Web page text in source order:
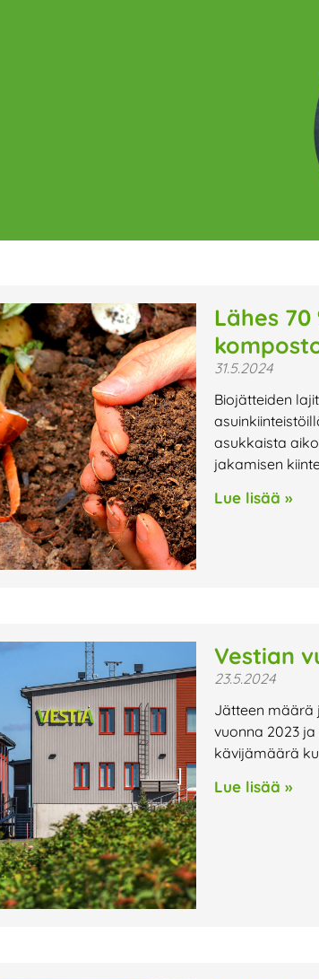
ajankohtaiset uutiset,
ja lähiaikojen
Lähes
31.5.2024
Biojätteiden
asukkaista
jakamisen
Lue lisää »
Vestian
23.5.2024
Jätteen määrä
vuonna 2023
kävijämäärä
Lue lisää »
PagePagePagePagePage